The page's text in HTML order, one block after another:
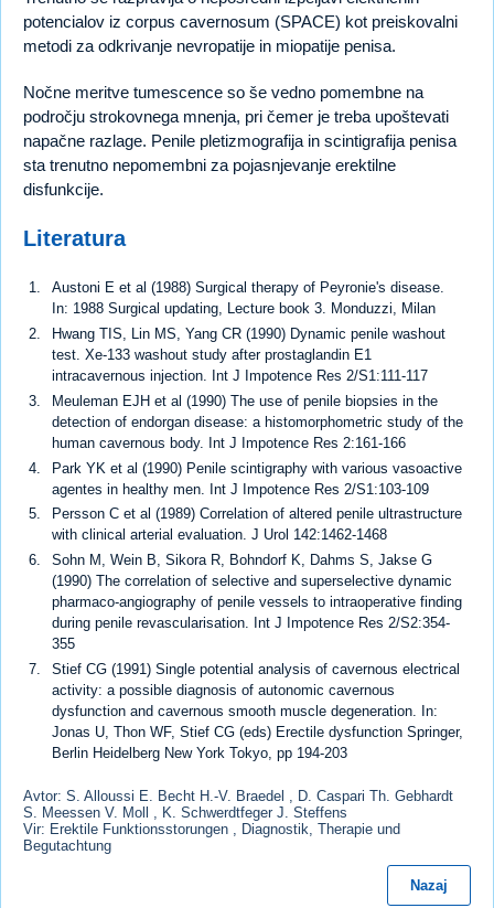
potencialov iz corpus cavernosum (SPACE) kot preiskovalni
metodi za odkrivanje nevropatije in miopatije penisa.
Nočne meritve tumescence so še vedno pomembne na
področju strokovnega mnenja, pri čemer je treba upoštevati
napačne razlage. Penile pletizmografija in scintigrafija penisa
sta trenutno nepomembni za pojasnjevanje erektilne
disfunkcije.
Literatura
Austoni E et al (1988) Surgical therapy of Peyronie's disease.
In: 1988 Surgical updating, Lecture book 3. Monduzzi, Milan
Hwang TIS, Lin MS, Yang CR (1990) Dynamic penile washout
test. Xe-133 washout study after prostaglandin E1
intracavernous injection. Int J Impotence Res 2/S1:111-117
Meuleman EJH et al (1990) The use of penile biopsies in the
detection of endorgan disease: a histomorphometric study of the
human cavernous body. Int J Impotence Res 2:161-166
Park YK et al (1990) Penile scintigraphy with various vasoactive
agentes in healthy men. Int J Impotence Res 2/S1:103-109
Persson C et al (1989) Correlation of altered penile ultrastructure
with clinical arterial evaluation. J Urol 142:1462-1468
Sohn M, Wein B, Sikora R, Bohndorf K, Dahms S, Jakse G
(1990) The correlation of selective and superselective dynamic
pharmaco-angiography of penile vessels to intraoperative finding
during penile revascularisation. Int J Impotence Res 2/S2:354-
355
Stief CG (1991) Single potential analysis of cavernous electrical
activity: a possible diagnosis of autonomic cavernous
dysfunction and cavernous smooth muscle degeneration. In:
Jonas U, Thon WF, Stief CG (eds) Erectile dysfunction Springer,
Berlin Heidelberg New York Tokyo, pp 194-203
Avtor: S. Alloussi E. Becht H.-V. Braedel , D. Caspari Th. Gebhardt
S. Meessen V. Moll , K. Schwerdtfeger J. Steffens
Vir: Erektile Funktionsstorungen , Diagnostik, Therapie und
Begutachtung
Nazaj